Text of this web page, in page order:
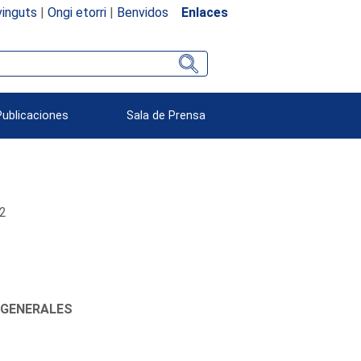
| Ongi etorri| Benvidos Enlaces
Sala de Prensa